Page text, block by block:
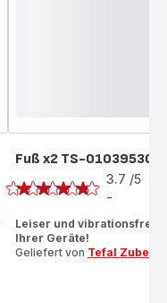
Fuß x2 TS-01039530
Bewertung
3.7 /5
-
Leiser und
Ihrer Geräte!
Geliefert von Tefal